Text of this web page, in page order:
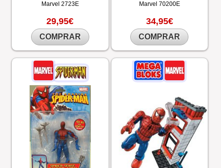
Marvel 2723E
29,95€
COMPRAR
Marvel 70200E
34,95€
COMPRAR